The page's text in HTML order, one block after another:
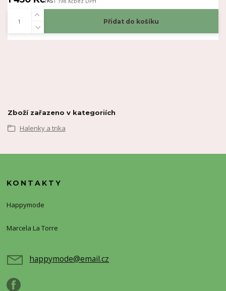
Přidat do košíku
Zboží zařazeno v kategoriích
Halenky a trika
KONTAKTY
Happymode
Marcela La Torre
happymode@email.cz